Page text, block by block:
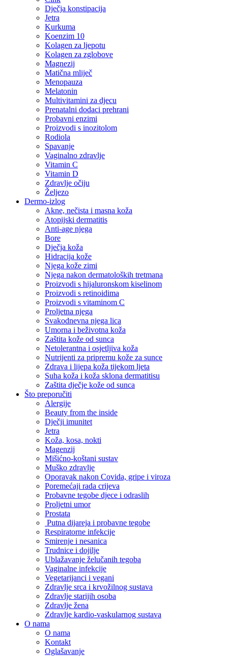
Dječja konstipacija
Jetra
Kurkuma
Koenzim 10
Kolagen za ljepotu
Kolagen za zglobove
Magnezij
Matična mliječ
Menopauza
Melatonin
Multivitamini za djecu
Prenatalni dodaci prehrani
Probavni enzimi
Proizvodi s inozitolom
Rodiola
Spavanje
Vaginalno zdravlje
Vitamin C
Vitamin D
Zdravlje očiju
Željezo
Dermo-izlog
Akne, nečista i masna koža
Atopijski dermatitis
Anti-age njega
Bore
Dječja koža
Hidracija kože
Njega kože zimi
Njega nakon dermatoloških tretmana
Proizvodi s hijaluronskom kiselinom
Proizvodi s retinoidima
Proizvodi s vitaminom C
Proljetna njega
Svakodnevna njega lica
Umorna i beživotna koža
Zaštita kože od sunca
Netolerantna i osjetljiva koža
Nutrijenti za pripremu kože za sunce
Zdrava i lijepa koža tijekom ljeta
Suha koža i koža sklona dermatitisu
Zaštita dječje kože od sunca
Što preporučiti
Alergije
Beauty from the inside
Dječji imunitet
Jetra
Koža, kosa, nokti
Magenzij
Mišićno-koštani sustav
Muško zdravlje
Oporavak nakon Covida, gripe i viroza
Poremećaji rada crijeva
Probavne tegobe djece i odraslih
Proljetni umor
Prostata
Putna dijareja i probavne tegobe
Respiratorne infekcije
Smirenje i nesanica
Trudnice i dojilje
Ublažavanje želučanih tegoba
Vaginalne infekcije
Vegetarijanci i vegani
Zdravlje srca i krvožilnog sustava
Zdravlje starijih osoba
Zdravlje žena
Zdravlje kardio-vaskularnog sustava
O nama
O nama
Kontakt
Oglašavanje